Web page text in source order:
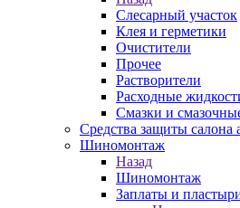
Слесарный участок
Клея и герметики
Очистители
Прочее
Растворители
Расходные
Смазки и
Средства защиты салона
Шиномонтаж
Назад
Шиномонтаж
Заплаты и